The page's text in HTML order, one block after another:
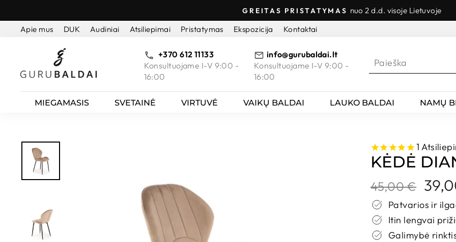
prie
turinio
Sustabdyti
GREITAS PRISTATYMAS nuo 2 d.d. visoje Lietuvoje
Apie mus
DUK Audiniai Atsiliepimai Pristatymas Ekspozicija Kontaktai
+370 612 11133
Konsultuojame I-V 9:00 -
16:00
info@gurubaldai.lt
Konsultuojame I-V 9:00 -
16:00
MIEGAMASIS SVETAINĖ VIRTUVĖ VAIKŲ BALDAI LAUKO BALDAI NAMŲ
1
KĖDĖ
Kaina
45,00 €
kaina
Patvarios ir
Itin lengvai
Galimybė